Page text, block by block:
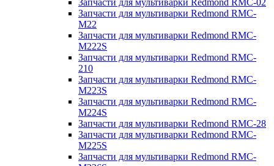
Запчасти для мультиварки Redmond RMC-02
Запчасти для мультиварки Redmond RMC-
M22
Запчасти для мультиварки Redmond RMC-
M222S
Запчасти для мультиварки Redmond RMC-
210
Запчасти для мультиварки Redmond RMC-
M223S
Запчасти для мультиварки Redmond RMC-
M224S
Запчасти для мультиварки Redmond RMC-28
Запчасти для мультиварки Redmond RMC-
M225S
Запчасти для мультиварки Redmond RMC-